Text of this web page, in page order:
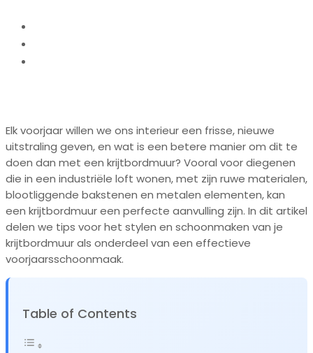
Elk voorjaar willen we ons interieur een frisse, nieuwe
uitstraling geven, en wat is een betere manier om dit te
doen dan met een krijtbordmuur? Vooral voor diegenen
die in een industriële loft wonen, met zijn ruwe materialen,
blootliggende bakstenen en metalen elementen, kan
een krijtbordmuur een perfecte aanvulling zijn. In dit artikel
delen we tips voor het stylen en schoonmaken van je
krijtbordmuur als onderdeel van een effectieve
voorjaarsschoonmaak.
Table of Contents